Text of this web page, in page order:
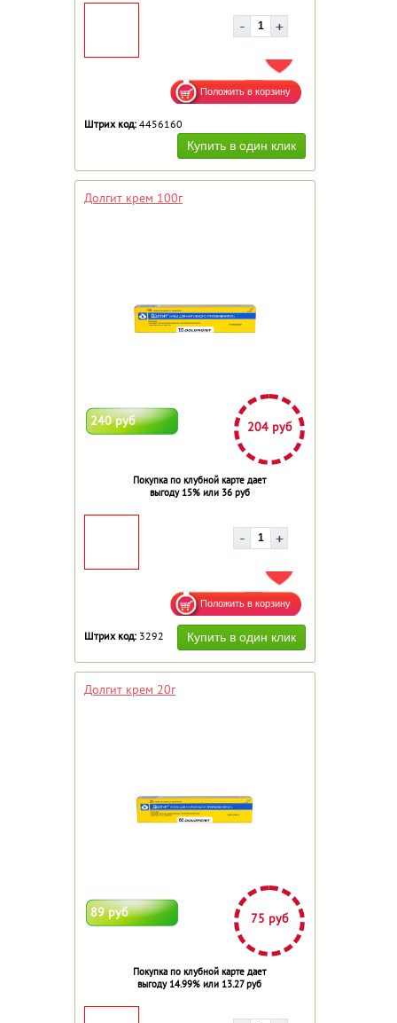
ДОБАВИТЬ В ИЗБРАННОЕ
Штрих код: 4456160
Долгит крем 100г
240 руб 204 руб
Покупка по клубной карте дает
выгоду 15% или 36 руб
ДОБАВИТЬ В ИЗБРАННОЕ
Штрих код: 3292
Долгит крем 20г
89 руб 75 руб
Покупка по клубной карте дает
выгоду 14.99% или 13.27 руб